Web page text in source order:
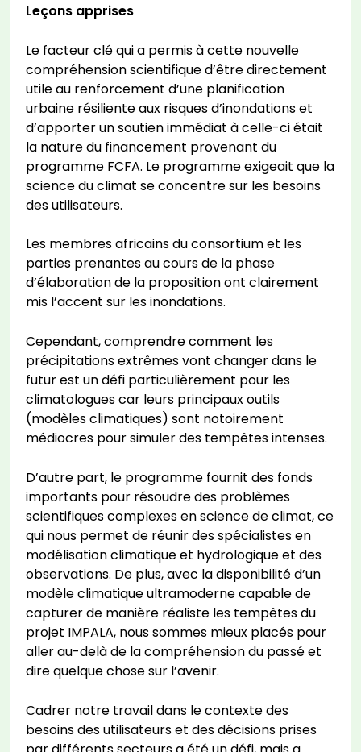
Leçons apprises
Le facteur clé qui a permis à cette nouvelle
compréhension scientifique d’être directement
utile au renforcement d’une planification
urbaine résiliente aux risques d’inondations et
d’apporter un soutien immédiat à celle-ci était
la nature du financement provenant du
programme FCFA. Le programme exigeait que la
science du climat se concentre sur les besoins
des utilisateurs.
Les membres africains du consortium et les
parties prenantes au cours de la phase
d’élaboration de la proposition ont clairement
mis l’accent sur les inondations.
Cependant, comprendre comment les
précipitations extrêmes vont changer dans le
futur est un défi particulièrement pour les
climatologues car leurs principaux outils
(modèles climatiques) sont notoirement
médiocres pour simuler des tempêtes intenses.
D’autre part, le programme fournit des fonds
importants pour résoudre des problèmes
scientifiques complexes en science de climat, ce
qui nous permet de réunir des spécialistes en
modélisation climatique et hydrologique et des
observations. De plus, avec la disponibilité d’un
modèle climatique ultramoderne capable de
capturer de manière réaliste les tempêtes du
projet IMPALA, nous sommes mieux placés pour
aller au-delà de la compréhension du passé et
dire quelque chose sur l’avenir.
Cadrer notre travail dans le contexte des
besoins des utilisateurs et des décisions prises